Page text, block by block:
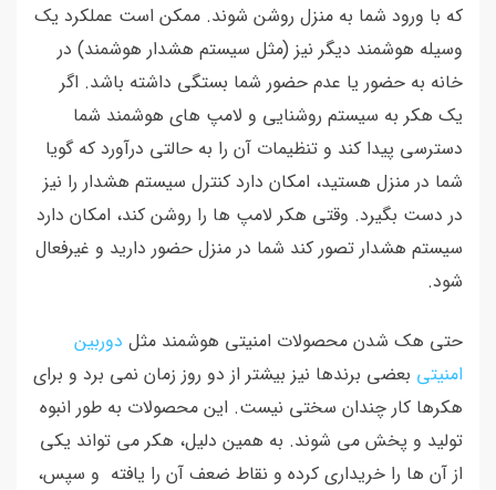
که با ورود شما به منزل روشن شوند. ممکن است عملکرد یک
وسیله هوشمند دیگر نیز (مثل سیستم هشدار هوشمند) در
خانه به حضور یا عدم حضور شما بستگی داشته باشد. اگر
یک هکر به سیستم روشنایی و لامپ های هوشمند شما
دسترسی پیدا کند و تنظیمات آن را به حالتی درآورد که گویا
شما در منزل هستید، امکان دارد کنترل سیستم هشدار را نیز
در دست بگیرد. وقتی هکر لامپ ها را روشن کند، امکان دارد
سیستم هشدار تصور کند شما در منزل حضور دارید و غیرفعال
شود.
حتی هک شدن محصولات امنیتی هوشمند مثل دوربین
امنیتی بعضی برندها نیز بیشتر از دو روز زمان نمی برد و برای
هکرها کار چندان سختی نیست. این محصولات به طور انبوه
تولید و پخش می شوند. به همین دلیل، هکر می تواند یکی
از آن ها را خریداری کرده و نقاط ضعف آن را یافته و سپس،